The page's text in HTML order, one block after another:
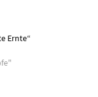
Ernte“